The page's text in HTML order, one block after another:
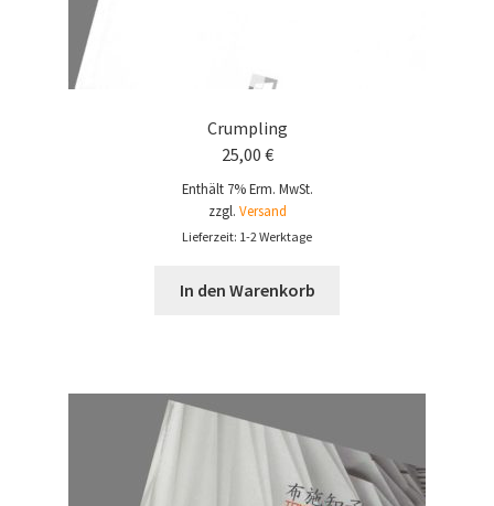
Crumpling
25,00 €
Enthält 7% Erm. MwSt.
zzgl. Versand
Lieferzeit: 1-2 Werktage
In den Warenkorb